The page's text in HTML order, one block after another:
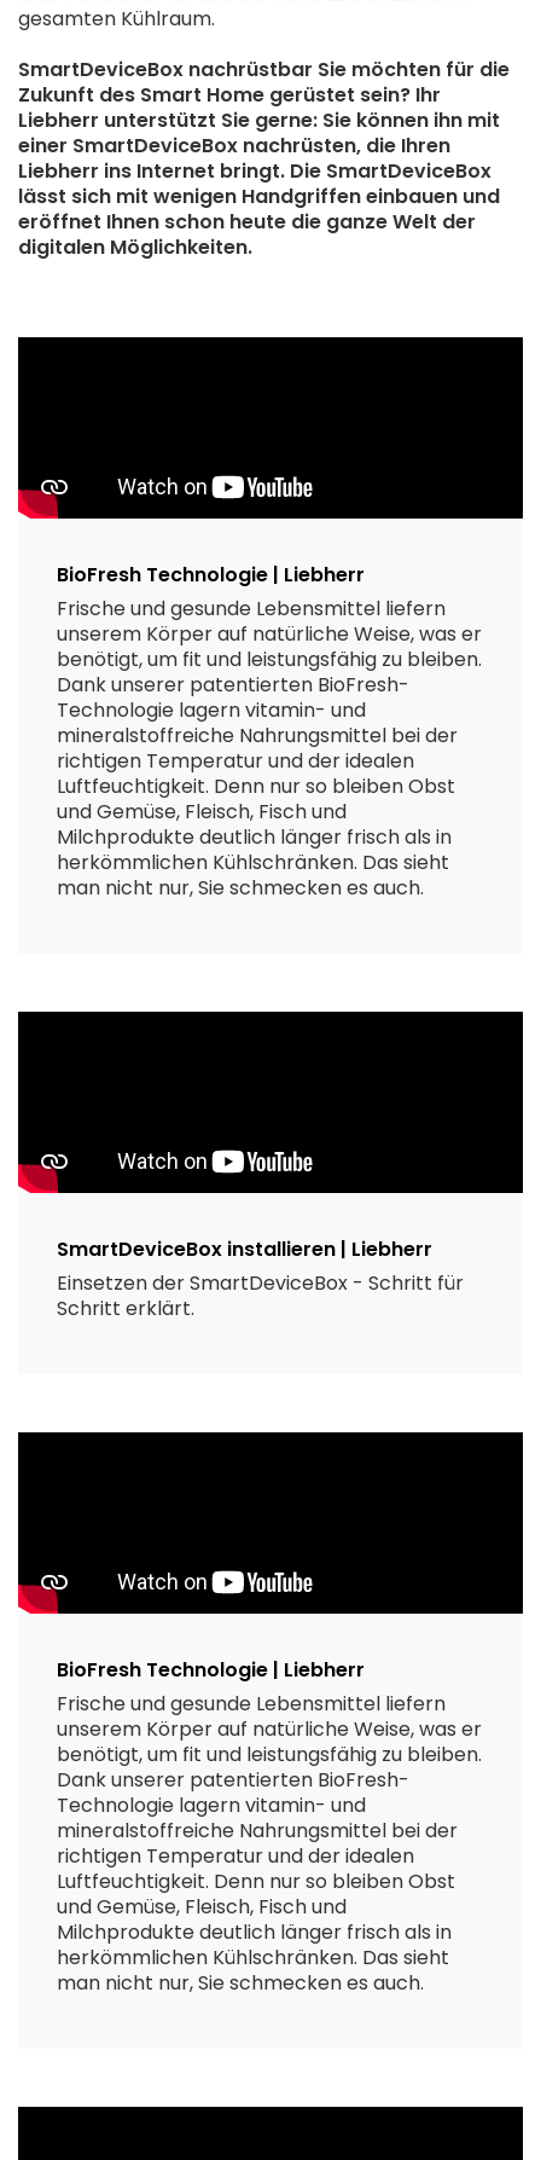
gesamten Kühlraum.
SmartDeviceBox nachrüstbar Sie möchten für die
Zukunft des Smart Home gerüstet sein? Ihr
Liebherr unterstützt Sie gerne: Sie können ihn mit
einer SmartDeviceBox nachrüsten, die Ihren
Liebherr ins Internet bringt. Die SmartDeviceBox
lässt sich mit wenigen Handgriffen einbauen und
eröffnet Ihnen schon heute die ganze Welt der
digitalen Möglichkeiten.
BioFresh Technologie | Liebherr
Frische und gesunde Lebensmittel liefern
unserem Körper auf natürliche Weise, was er
benötigt, um fit und leistungsfähig zu bleiben.
Dank unserer patentierten BioFresh-
Technologie lagern vitamin- und
mineralstoffreiche Nahrungsmittel bei der
richtigen Temperatur und der idealen
Luftfeuchtigkeit. Denn nur so bleiben Obst
und Gemüse, Fleisch, Fisch und
Milchprodukte deutlich länger frisch als in
herkömmlichen Kühlschränken. Das sieht
man nicht nur, Sie schmecken es auch.
SmartDeviceBox installieren | Liebherr
Einsetzen der SmartDeviceBox - Schritt für
Schritt erklärt.
BioFresh Technologie | Liebherr
Frische und gesunde Lebensmittel liefern
unserem Körper auf natürliche Weise, was er
benötigt, um fit und leistungsfähig zu bleiben.
Dank unserer patentierten BioFresh-
Technologie lagern vitamin- und
mineralstoffreiche Nahrungsmittel bei der
richtigen Temperatur und der idealen
Luftfeuchtigkeit. Denn nur so bleiben Obst
und Gemüse, Fleisch, Fisch und
Milchprodukte deutlich länger frisch als in
herkömmlichen Kühlschränken. Das sieht
man nicht nur, Sie schmecken es auch.